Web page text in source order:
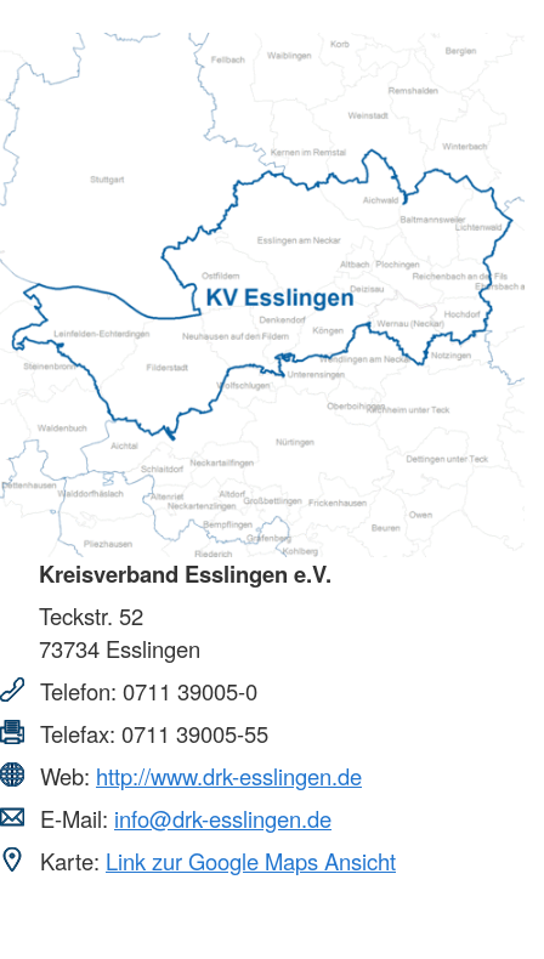
Kreisverband Esslingen e.V.
Teckstr. 52
73734 Esslingen
Telefon: 0711 39005-0
Telefax: 0711 39005-55
Web: http://www.drk-esslingen.de
E-Mail: info@drk-esslingen.de
Karte: Link zur Google Maps Ansicht